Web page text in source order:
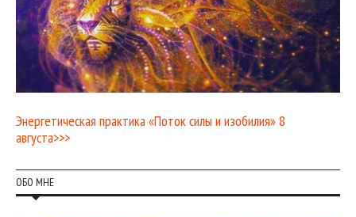
Энергетическая практика «Поток силы и изобилия» 8
августа>>>
ОБО МНЕ